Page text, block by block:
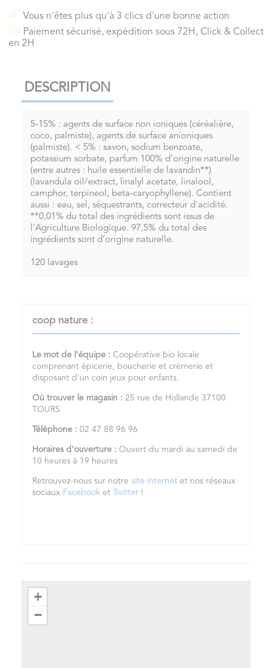
Vous n'êtes plus qu'à 3 clics d'une bonne action
Paiement sécurisé, expédition sous 72H, Click & Collect
en 2H
DESCRIPTION
5-15% : agents de surface non ioniques (céréalière,
coco, palmiste), agents de surface anioniques
(palmiste). < 5% : savon, sodium benzoate,
potassium sorbate, parfum 100% d’origine naturelle
(entre autres : huile essentielle de lavandin**)
(lavandula oil/extract, linalyl acetate, linalool,
camphor, terpineol, beta-caryophyllene). Contient
aussi : eau, sel, séquestrants, correcteur d'acidité.
**0,01% du total des ingrédients sont issus de
l'Agriculture Biologique. 97,5% du total des
ingrédients sont d’origine naturelle.
120 lavages
coop nature :
Le mot de l’équipe : Coopérative bio locale
comprenant épicerie, boucherie et crèmerie et
disposant d'un coin jeux pour enfants.
Où trouver le magasin : 25 rue de Hollande 37100
TOURS
Téléphone : 02 47 88 96 96
Horaires d'ouverture : Ouvert du mardi au samedi de
10 heures à 19 heures
Retrouvez-nous sur notre site internet et nos réseaux
sociaux Facebook et Twitter !
+
−